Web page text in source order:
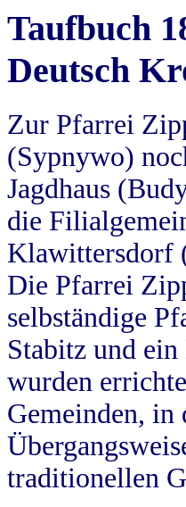
Taufbuch
Deutsch
Zur Pfarrei
(Sypnywo)
Jagdhaus
die
Klawittersdorf
Die Pfarrei
selbständige
Stabitz und
wurden
Gemeinden, in
traditionellen